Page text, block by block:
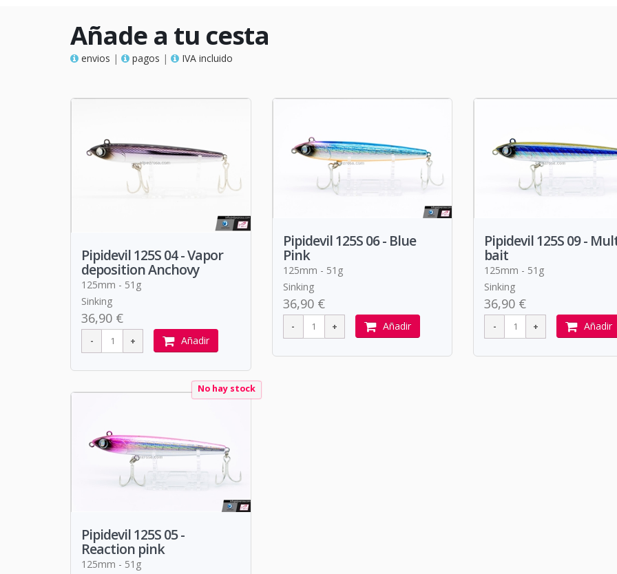
Añade a tu cesta
envios | pagos | IVA incluido
Pipidevil 125S 04 - Vapor
deposition Anchovy
125mm - 51g
Sinking
36,90 €
Añadir
Pipidevil 125S 06 - Blue
Pink
125mm - 51g
Sinking
36,90 €
Añadir
Pipidevil 125S 09 -
bait
125mm - 51g
Sinking
36,90 €
Añadir
No hay stock
Pipidevil 125S 05 -
Reaction pink
125mm - 51g